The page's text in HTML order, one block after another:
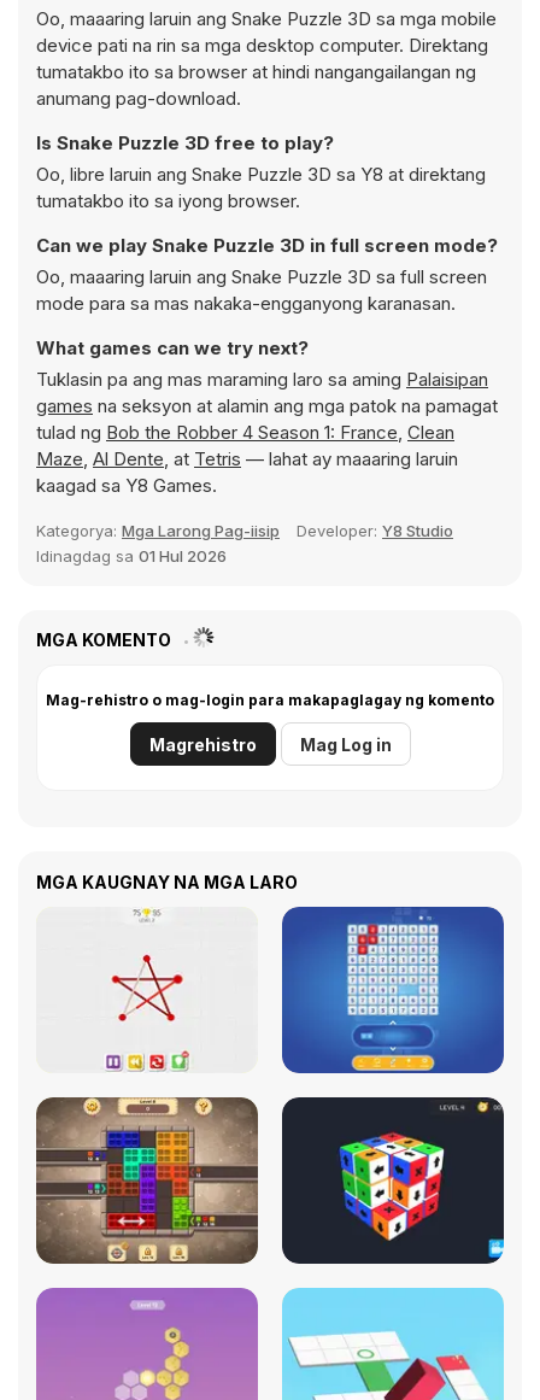
Oo, maaaring laruin ang Snake Puzzle 3D sa mga mobile
device pati na rin sa mga desktop computer. Direktang
tumatakbo ito sa browser at hindi nangangailangan ng
anumang pag-download.
Is Snake Puzzle 3D free to play?
Oo, libre laruin ang Snake Puzzle 3D sa Y8 at direktang
tumatakbo ito sa iyong browser.
Can we play Snake Puzzle 3D in full screen mode?
Oo, maaaring laruin ang Snake Puzzle 3D sa full screen
mode para sa mas nakaka-engganyong karanasan.
What games can we try next?
Tuklasin pa ang mas maraming laro sa aming Palaisipan
games na seksyon at alamin ang mga patok na pamagat
tulad ng
Bob the Robber 4 Season 1: France, Clean
Maze, Al Dente, at Tetris — lahat ay maaaring laruin
kaagad sa Y8 Games.
Kategorya: Mga Larong Pag-iisip Developer: Y8 Studio
Idinagdag sa 01 Hul 2026
MGA KOMENTO
Mag-rehistro o mag-login para makapaglagay ng komento
Magrehistro Mag Log in
MGA KAUGNAY NA MGA LARO